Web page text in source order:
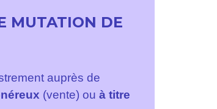
MUTATION DE
auprès de
(vente) ou à titre